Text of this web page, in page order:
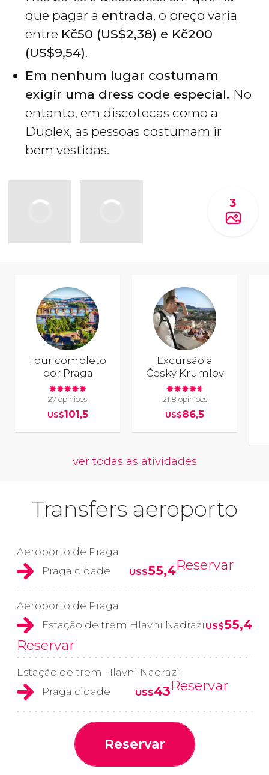
que pagar a entrada, o preço varia
entre Kč50 (US$2,38) e Kč200
(US$9,54).
Em nenhum lugar costumam
exigir uma dress code especial. No
entanto, em discotecas como a
Duplex, as pessoas costumam ir
bem vestidas.
3
Tour completo
por Praga
27 opiniões
US$101,5
Excursão a
Český Krumlov
2118 opiniões
US$86,5
ver todas as atividades
Transfers aeroporto
Aeroporto de Praga
Praga cidade
US$55,4Reservar
Aeroporto de Praga
Estação de trem Hlavni Nadrazi US$55,4
Reservar
Estação de trem Hlavni Nadrazi
Praga cidade
US$43Reservar
Reservar